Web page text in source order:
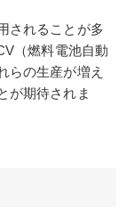
されることが多
（燃料電池自動
らの生産が増え
が期待されま